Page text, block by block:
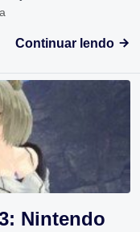
Continuar lendo
Nintendo